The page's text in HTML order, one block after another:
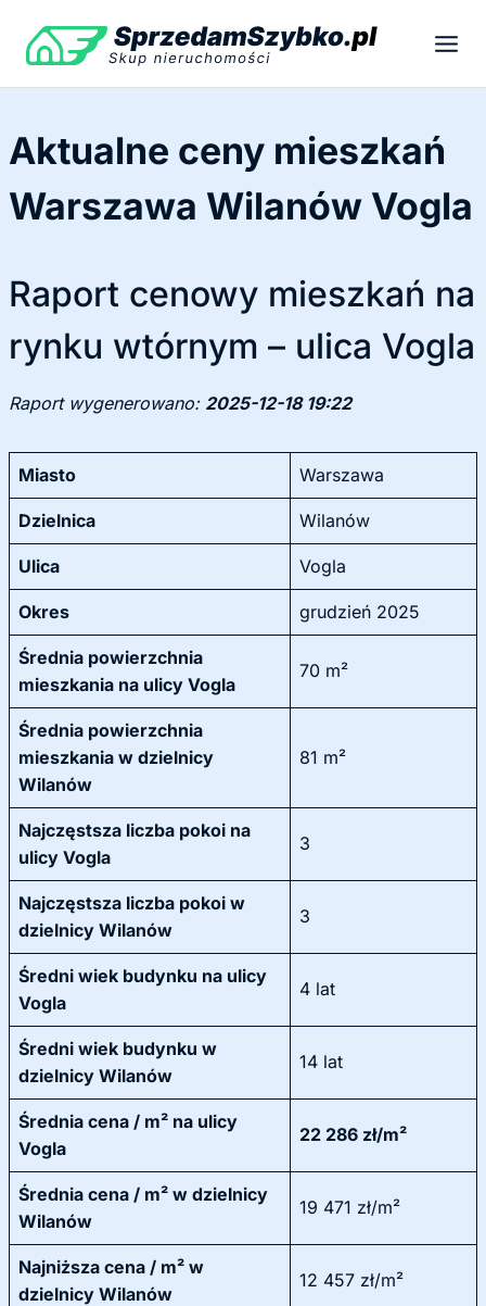
treści
Aktualne ceny mieszkań
Warszawa Wilanów Vogla
Raport cenowy mieszkań na
rynku wtórnym – ulica Vogla
Raport wygenerowano: 2025-12-18 19:22
Miasto Warszawa
Dzielnica Wilanów
Ulica Vogla
Okres grudzień 2025
Średnia powierzchnia
mieszkania na ulicy Vogla
70 m²
Średnia powierzchnia
mieszkania w dzielnicy
Wilanów
81 m²
Najczęstsza liczba pokoi na
ulicy Vogla
3
Najczęstsza liczba pokoi w
dzielnicy Wilanów
3
Średni wiek budynku na ulicy
Vogla
4 lat
Średni wiek budynku w
dzielnicy Wilanów
14 lat
Średnia cena / m² na ulicy
Vogla
22 286 zł/m²
Średnia cena / m² w dzielnicy
Wilanów
19 471 zł/m²
Najniższa cena / m² w
dzielnicy Wilanów
12 457 zł/m²